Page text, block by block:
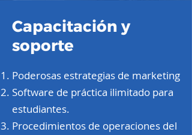
Capacitación y
soporte
Poderosas estrategias de marketing
Software de práctica ilimitado para
estudiantes.
Procedimientos de operaciones del